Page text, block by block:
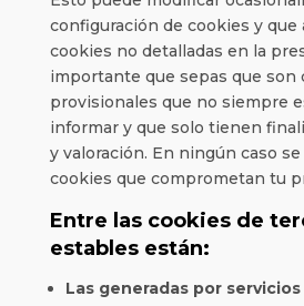
configuración de cookies y que
cookies no detalladas en la
importante que sepas que son
provisionales que no siempre
informar y que solo tienen
y valoración. En ningún caso
cookies que comprometan tu
Entre las cookies de
estables están:
Las generadas por servicios